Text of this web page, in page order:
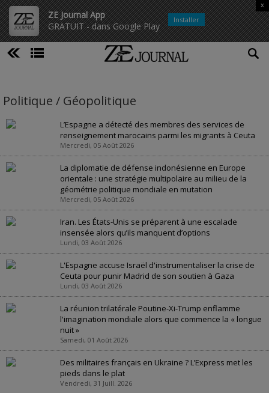
ZE Journal App
GRATUIT - dans Google Play
x
Installer
Politique / Géopolitique
L’Espagne a détecté des membres des services de
renseignement marocains parmi les migrants à Ceuta
Mercredi, 05 Août 2026
La diplomatie de défense indonésienne en Europe
orientale : une stratégie multipolaire au milieu de la
géométrie politique mondiale en mutation
Mercredi, 05 Août 2026
Iran. Les États-Unis se préparent à une escalade
insensée alors qu’ils manquent d’options
Lundi, 03 Août 2026
L'Espagne accuse Israël d'instrumentaliser la crise de
Ceuta pour punir Madrid de son soutien à Gaza
Lundi, 03 Août 2026
La réunion trilatérale Poutine-Xi-Trump enflamme
l'imagination mondiale alors que commence la « longue
nuit »
Samedi, 01 Août 2026
Des militaires français en Ukraine ? L’Express met les
pieds dans le plat
Vendredi, 31 Juill. 2026